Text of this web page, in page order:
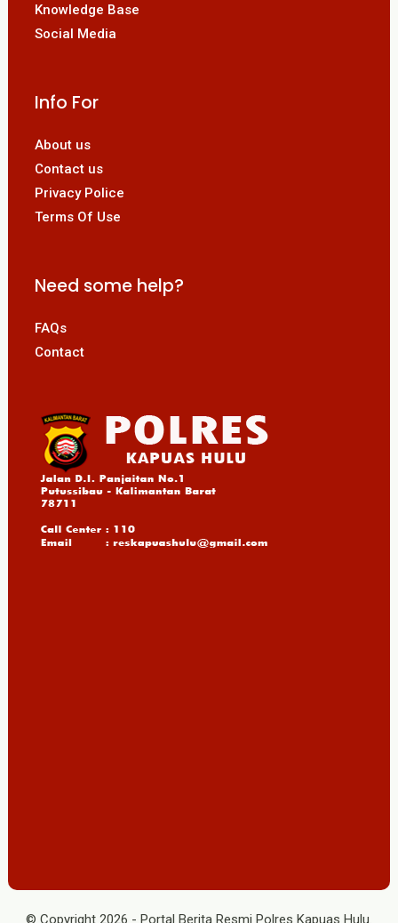
Knowledge Base
Social Media
Info For
About us
Contact us
Privacy Police
Terms Of Use
Need some help?
FAQs
Contact
© Copyright 2026 - Portal Berita Resmi Polres Kapuas Hulu